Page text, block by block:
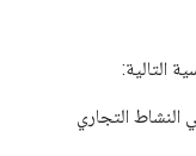
التالية:
النشاط التجاري